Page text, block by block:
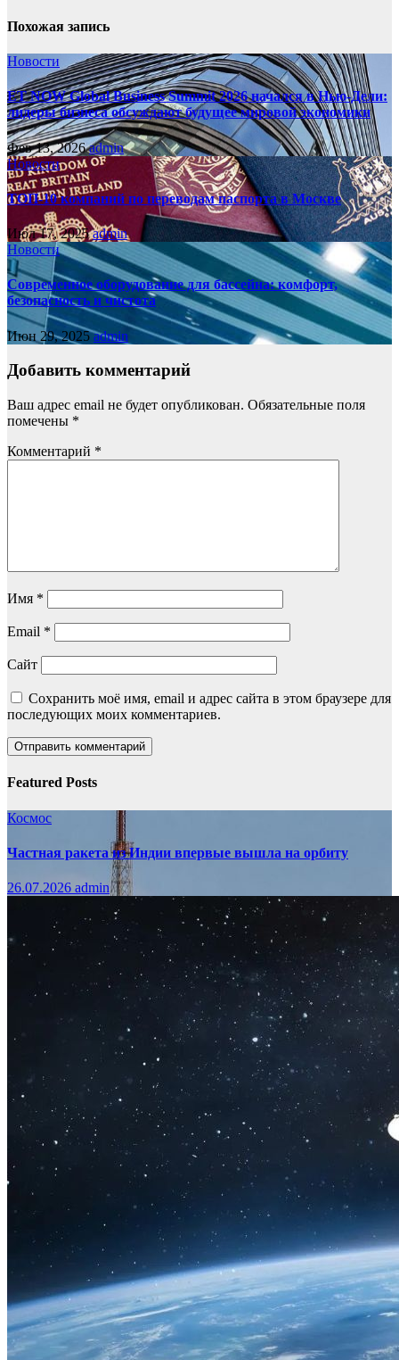
Похожая запись
Новости
ET NOW Global Business Summit 2026 начался в Нью‑Дели:
лидеры бизнеса обсуждают будущее мировой экономики
Фев 13, 2026admin
Новости
ТОП-10 компаний по переводам паспорта в Москве
Июл 17, 2025admin
Новости
Современное оборудование для бассейна: комфорт,
безопасность и чистота
Июн 29, 2025admin
Добавить комментарий
Ваш адрес email не будет опубликован. Обязательные поля
помечены *
Комментарий *
Имя *
Email *
Сайт
Сохранить моё имя, email и адрес сайта в этом браузере для
последующих моих комментариев.
Featured Posts
Космос
Частная ракета из Индии впервые вышла на орбиту
26.07.2026 admin